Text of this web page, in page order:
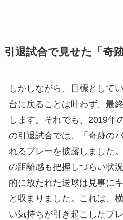
引退試合で見せた「奇
しかしながら、目標として
台に戻ることは叶わず、最
します。それでも、2019年
の引退試合では、「奇跡の
れるプレーを披露しました
の距離感も把握しづらい状
的に放たれた送球は見事に
と収まりました。これは、
い気持ちが引き起こしたプ